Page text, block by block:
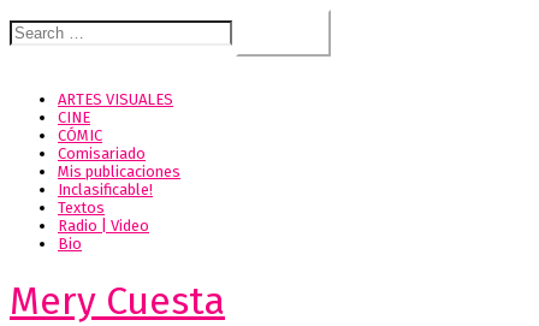
Search
for:
ARTES VISUALES
CINE
CÓMIC
Comisariado
Mis publicaciones
Inclasificable!
Textos
Radio | Video
Bio
Mery Cuesta